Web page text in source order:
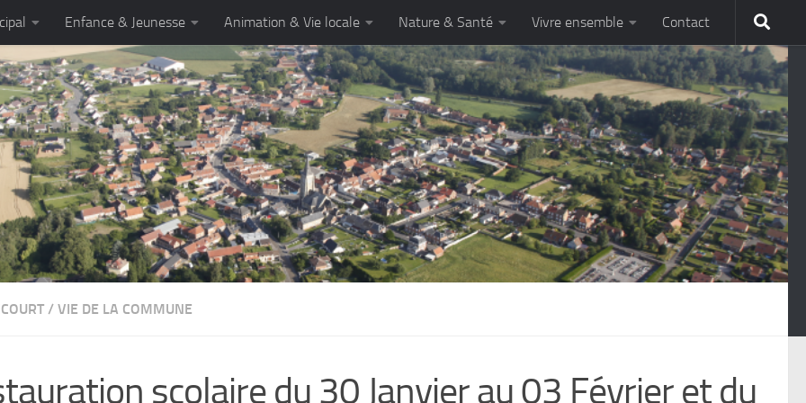
Enfance & Jeunesse Animation & Vie locale Nature & Santé Vivre ensemble Contact
/ VIE DE LA COMMUNE
scolaire du 30 Janvier au 03 Février et du